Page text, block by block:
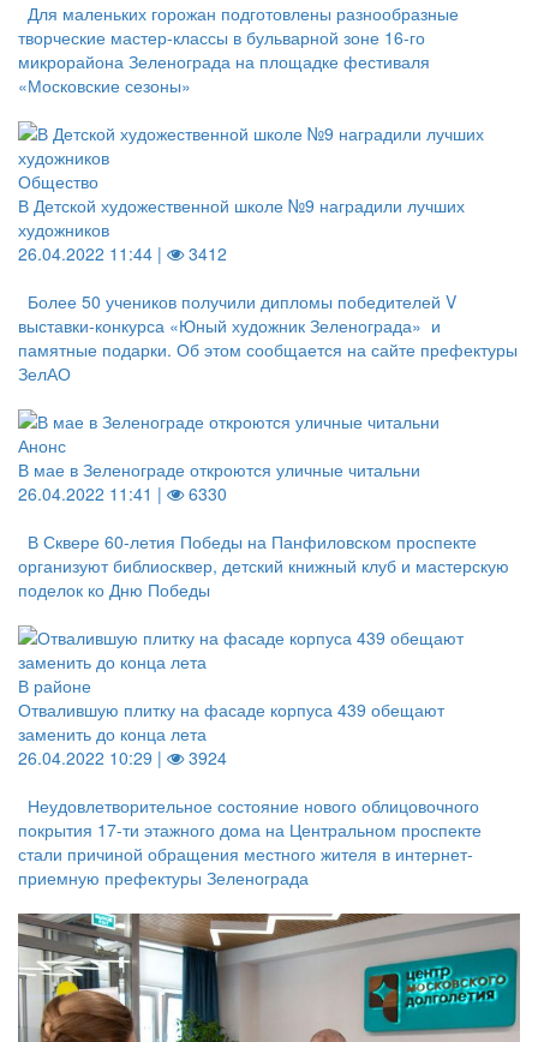
Для маленьких горожан подготовлены разнообразные
творческие мастер-классы в бульварной зоне 16-го
микрорайона Зеленограда на площадке фестиваля
«Московские сезоны»
Общество
В Детской художественной школе №9 наградили лучших
художников
26.04.2022 11:44 |
3412
Более 50 учеников получили дипломы победителей V
выставки-конкурса «Юный художник Зеленограда» и
памятные подарки. Об этом сообщается на сайте префектуры
ЗелАО
Анонс
В мае в Зеленограде откроются уличные читальни
26.04.2022 11:41 |
6330
В Сквере 60-летия Победы на Панфиловском проспекте
организуют библиосквер, детский книжный клуб и мастерскую
поделок ко Дню Победы
В районе
Отвалившую плитку на фасаде корпуса 439 обещают
заменить до конца лета
26.04.2022 10:29 |
3924
Неудовлетворительное состояние нового облицовочного
покрытия 17-ти этажного дома на Центральном проспекте
стали причиной обращения местного жителя в интернет-
приемную префектуры Зеленограда